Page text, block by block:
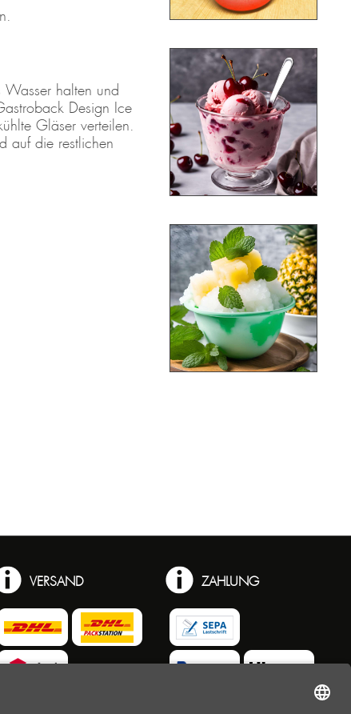
Wasser halten und
Design Ice
Gläser verteilen.
auf die restlichen
VERSAND ZAHLUNG